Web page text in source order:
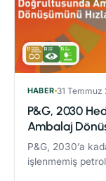
HABER 31 Temmuz
P&G, 2030
Ambalaj
P&G, 2030’a
işlenmemiş